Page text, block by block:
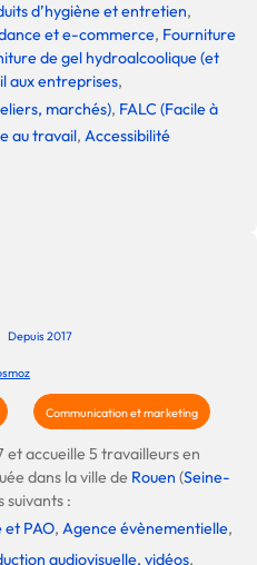
d’hygiène et entretien,
et e-commerce, Fourniture
de gel hydroalcoolique (et
aux entreprises,
marchés), FALC (Facile à
au travail, Accessibilité
Depuis 2017
Communication et marketing
et accueille 5 travailleurs en
dans la ville de Rouen (Seine-
suivants :
PAO, Agence évènementielle,
audiovisuelle, vidéos,